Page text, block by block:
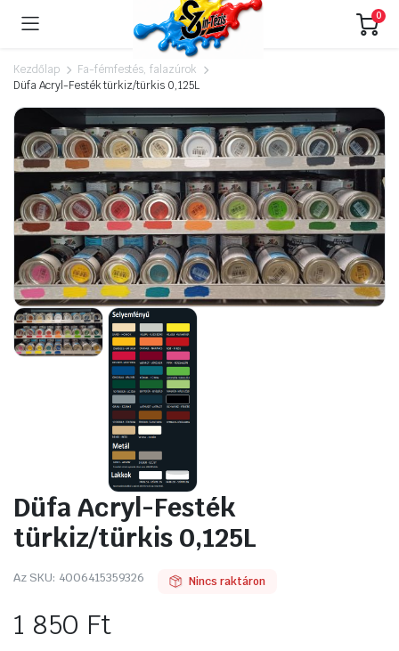
0
Kezdőlap
Fa-fémfestés, falazúrok
Düfa Acryl-Festék türkiz/türkis 0,125L
Düfa Acryl-Festék
türkiz/türkis 0,125L
Az SKU: 4006415359326 Nincs raktáron
1 850 Ft